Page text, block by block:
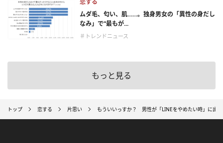
恋する
ムダ毛、匂い、肌……。独身男女の「異性の身だし
なみ」で“最もが...
＃トレンドニュース
もっと見る
トップ 恋する 片思い もういいっすか？ 男性が「LINEをやめたい時」に出